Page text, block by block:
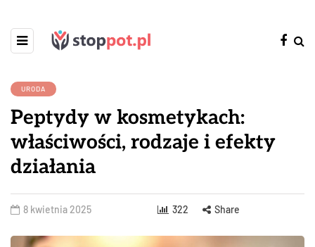
URODA
Peptydy w kosmetykach:
właściwości, rodzaje i efekty
działania
8 kwietnia 2025 322 Share